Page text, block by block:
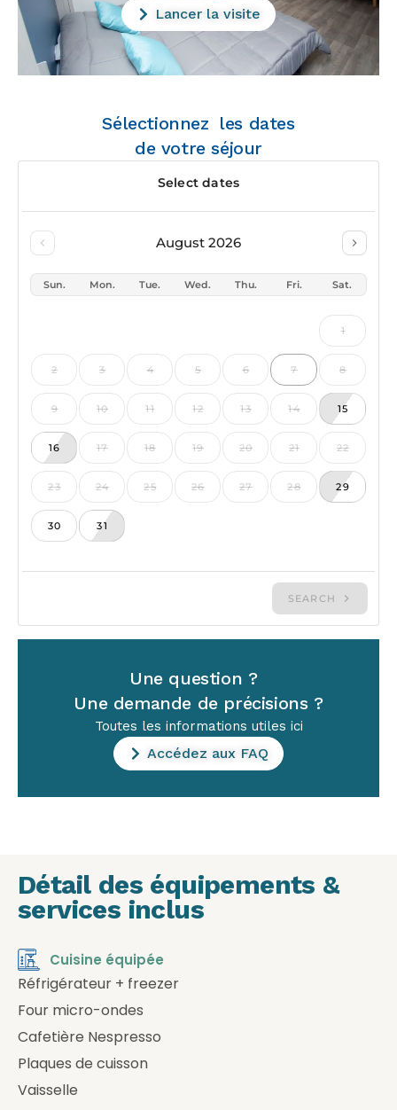
Lancer la visite
Sélectionnez les dates
de votre séjour
Une question ?
Une demande de précisions ?
Toutes les informations utiles ici
Accédez aux FAQ
Détail des équipements &
services inclus
Cuisine équipée
Réfrigérateur + freezer
Four micro-ondes
Cafetière Nespresso
Plaques de cuisson
Vaisselle